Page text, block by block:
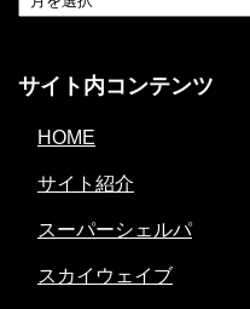
サイト内コンテンツ
HOME
サイト紹介
スーパーシェルパ
スカイウェイブ